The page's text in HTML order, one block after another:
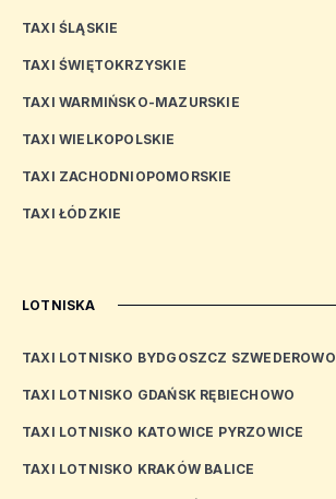
TAXI ŚLĄSKIE
TAXI ŚWIĘTOKRZYSKIE
TAXI WARMIŃSKO-MAZURSKIE
TAXI WIELKOPOLSKIE
TAXI ZACHODNIOPOMORSKIE
TAXI ŁÓDZKIE
LOTNISKA
TAXI LOTNISKO BYDGOSZCZ SZWEDEROWO
TAXI LOTNISKO GDAŃSK RĘBIECHOWO
TAXI LOTNISKO KATOWICE PYRZOWICE
TAXI LOTNISKO KRAKÓW BALICE